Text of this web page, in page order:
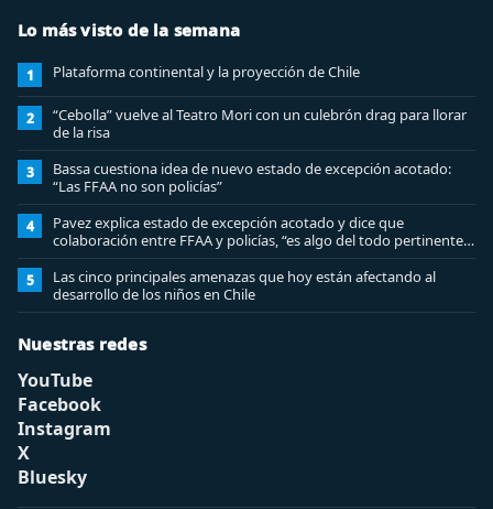
Lo más visto de la semana
1 Plataforma continental y la proyección de Chile
2
“Cebolla” vuelve al Teatro Mori con un culebrón drag para llorar
de la risa
3
Bassa cuestiona idea de nuevo estado de excepción acotado:
“Las FFAA no son policías”
4
Pavez explica estado de excepción acotado y dice que
colaboración entre FFAA y policías, “es algo del todo pertinente
analizar”
5
Las cinco principales amenazas que hoy están afectando al
desarrollo de los niños en Chile
Nuestras redes
YouTube
Facebook
Instagram
X
Bluesky